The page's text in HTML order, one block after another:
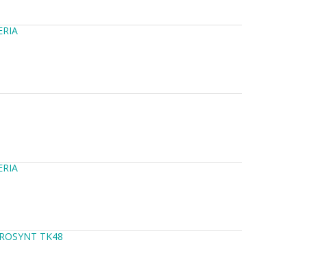
TK48